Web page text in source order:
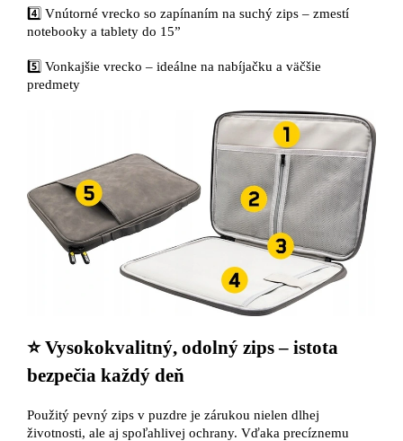
4️⃣ Vnútorné vrecko so zapínaním na suchý zips – zmestí
notebooky a tablety do 15”
5️⃣ Vonkajšie vrecko – ideálne na nabíjačku a väčšie
predmety
⭐ Vysokokvalitný, odolný zips – istota
bezpečia každý deň
Použitý pevný zips v puzdre je zárukou nielen dlhej
životnosti, ale aj spoľahlivej ochrany. Vďaka precíznemu